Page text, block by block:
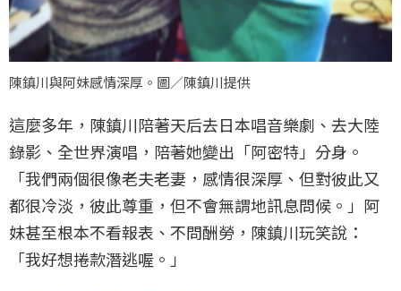
陳鎮川與阿妹感情深厚。圖／陳鎮川提供
這麼多年，陳鎮川陪著天后去日本唱音樂劇、去大陸
錄影、全世界演唱，陪著她變出「阿密特」分身。
「我們兩個很像老夫老妻，感情很深厚、但對彼此又
都很冷淡，彼此尊重，但不會無謂地訊息問候。」阿
妹甚至根本不看報表、不問酬勞，陳鎮川玩笑說：
「我好想捲款潛逃喔。」